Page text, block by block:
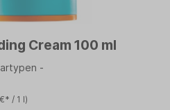
Cream 100 ml
-
/ 1 l)